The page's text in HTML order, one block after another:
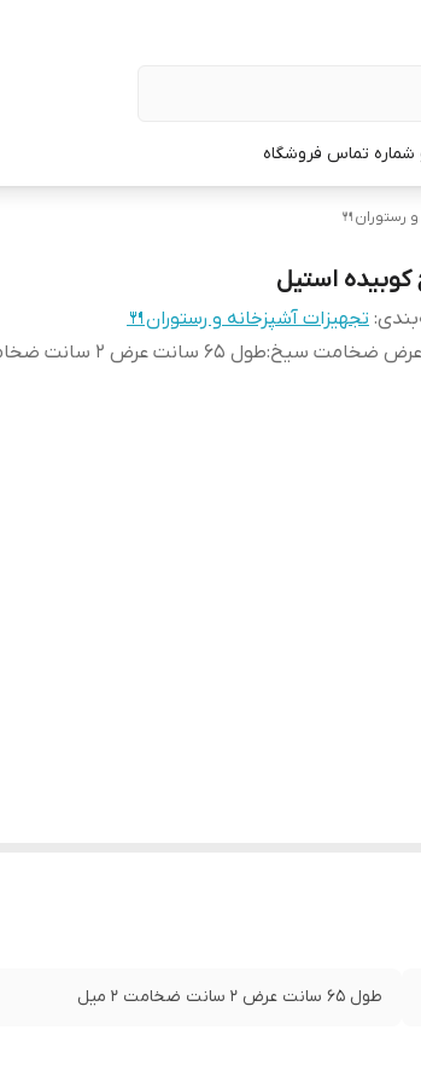
تماس فروشگاه
و رستوران🍴
استیل
: تجهیزات آشپزخانه و رستوران🍴
ضخامت سیخ:طول ۶۵ سانت عرض ۲ سانت ضخامت ۲ میل
طول ۶۵ سانت عرض ۲ سانت ضخامت ۲ میل